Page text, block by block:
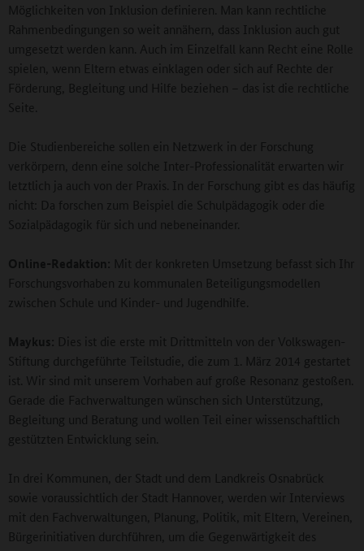
Möglichkeiten von Inklusion definieren. Man kann rechtliche
Rahmenbedingungen so weit annähern, dass Inklusion auch gut
umgesetzt werden kann. Auch im Einzelfall kann Recht eine Rolle
spielen, wenn Eltern etwas einklagen oder sich auf Rechte der
Förderung, Begleitung und Hilfe beziehen – das ist die rechtliche
Seite.
Die Studienbereiche sollen ein Netzwerk in der Forschung
verkörpern, denn eine solche Inter-Professionalität erwarten wir
letztlich ja auch von der Praxis. In der Forschung gibt es das häufig
nicht: Da forschen zum Beispiel die Schulpädagogik oder die
Sozialpädagogik für sich und nebeneinander.
Online-Redaktion: Mit der konkreten Umsetzung befasst sich Ihr
Forschungsvorhaben zu kommunalen Beteiligungsmodellen
zwischen Schule und Kinder- und Jugendhilfe.
Maykus: Dies ist die erste mit Drittmitteln von der Volkswagen-
Stiftung durchgeführte Teilstudie, die zum 1. März 2014 gestartet
ist. Wir sind mit unserem Vorhaben auf große Resonanz gestoßen.
Gerade die Fachverwaltungen wünschen sich Unterstützung,
Begleitung und Beratung und wollen Teil einer wissenschaftlich
gestützten Entwicklung sein.
In drei Kommunen, der Stadt und dem Landkreis Osnabrück
sowie voraussichtlich der Stadt Hannover, werden wir Interviews
mit den Fachverwaltungen, Planung, Politik, mit Eltern, Vereinen,
Bürgerinitiativen durchführen, um die Gegenwärtigkeit des